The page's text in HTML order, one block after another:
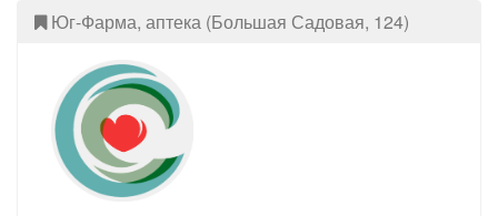
Юг-Фарма, аптека (Большая Садовая, 124)